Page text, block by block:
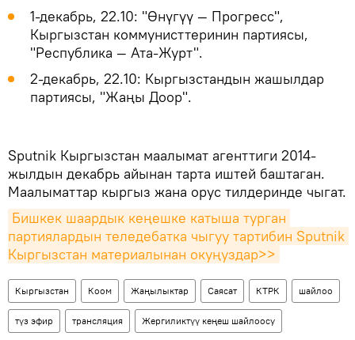
1-декабрь, 22.10: "Өнүгүү — Прогресс",
Кыргызстан коммунисттеринин партиясы,
"Республика — Ата-Журт".
2-декабрь, 22.10: Кыргызстандын жашылдар
партиясы, "Жаңы Доор".
Sputnik Кыргызстан маалымат агенттиги 2014-
жылдын декабрь айынан тарта иштей баштаган.
Маалыматтар кыргыз жана орус тилдеринде чыгат.
Бишкек шаардык кеңешке катыша турган
партиялардын теледебатка чыгуу тартибин Sputnik
Кыргызстан материалынан окуңуздар>>
Кыргызстан Коом Жаңылыктар Саясат КТРК шайлоо
түз эфир трансляция Жергиликтүү кеңеш шайлоосу